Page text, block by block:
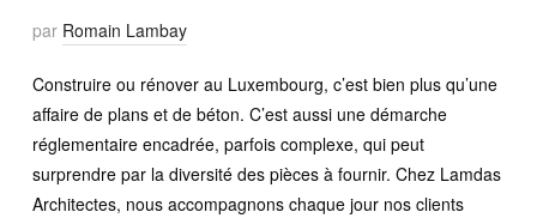
par Romain Lambay
Construire ou rénover au Luxembourg, c’est bien plus qu’une
affaire de plans et de béton. C’est aussi une démarche
réglementaire encadrée, parfois complexe, qui peut
surprendre par la diversité des pièces à fournir. Chez Lamdas
Architectes, nous accompagnons chaque jour nos clients